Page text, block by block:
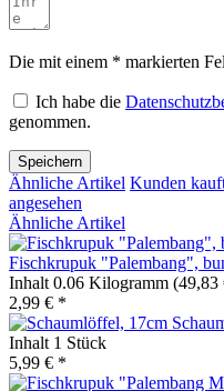
Die mit einem * markierten
Ich habe die
genommen.
Speichern
Ähnliche Artikel Kunden
angesehen
Ähnliche Artikel
Fischkrupuk "Palembang",
Inhalt 0.06 Kilogramm (49,83
2,99 € *
Inhalt 1 Stück
5,99 € *